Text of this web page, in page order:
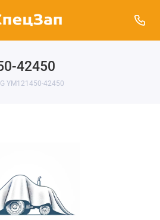
42450
YM121450-42450